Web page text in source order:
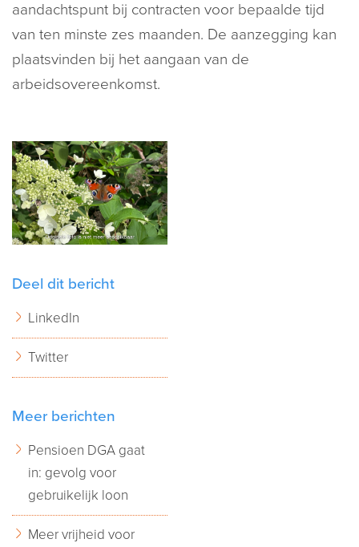
aandachtspunt bij contracten voor bepaalde tijd
van ten minste zes maanden. De aanzegging kan
plaatsvinden bij het aangaan van de
arbeidsovereenkomst.
Deel dit bericht
LinkedIn
Twitter
Meer berichten
Pensioen DGA gaat
in: gevolg voor
gebruikelijk loon
Meer vrijheid voor